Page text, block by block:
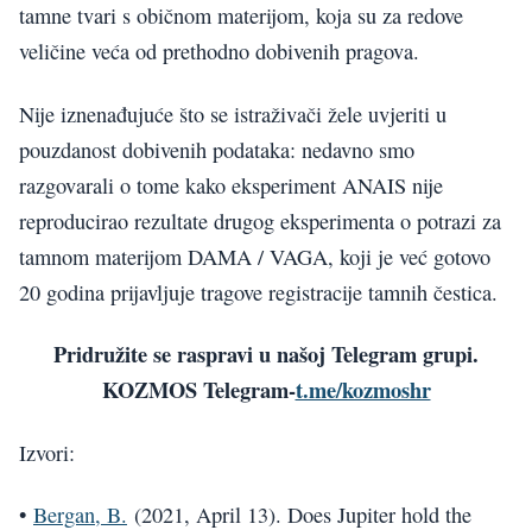
tamne tvari s običnom materijom, koja su za redove
veličine veća od prethodno dobivenih pragova.
Nije iznenađujuće što se istraživači žele uvjeriti u
pouzdanost dobivenih podataka: nedavno smo
razgovarali o tome kako eksperiment ANAIS nije
reproducirao rezultate drugog eksperimenta o potrazi za
tamnom materijom DAMA / VAGA, koji je već gotovo
20 godina prijavljuje tragove registracije tamnih čestica.
Pridružite se raspravi u našoj Telegram grupi.
KOZMOS Telegram-t.me/kozmoshr
Izvori:
• Bergan, B. (2021, April 13). Does Jupiter hold the